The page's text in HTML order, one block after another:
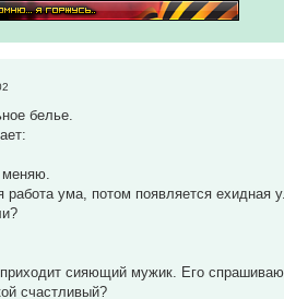
белье.
работа ума, потом появляется ехидная
сияющий мужик. Его
счастливый?